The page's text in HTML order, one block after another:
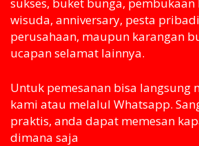
wisuda, anniversary, pesta
perusahaan, maupun karangan
ucapan selamat lainnya.
Untuk pemesanan bisa langsung
kami atau melaluI Whatsapp.
praktis, anda dapat memesan
dimana saja